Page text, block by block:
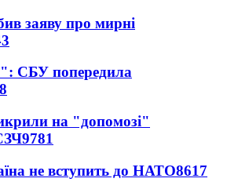
заяву про мирні
СБУ попередила
на "допомозі"
9781
не вступить до НАТО8617